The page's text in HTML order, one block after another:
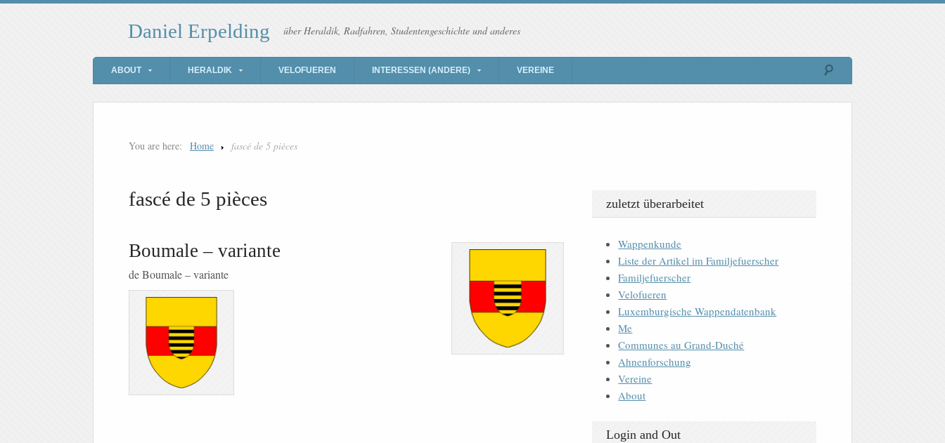
Daniel Erpelding über Heraldik, Radfahren, Studentengeschichte und anderes
ABOUT HERALDIK VELOFUEREN INTERESSEN (ANDERE) VEREINE
You are here: Home fascé de 5 pièces
fascé de 5 pièces
Boumale – variante
de Boumale – variante
zuletzt überarbeitet
Wappenkunde
Liste der Artikel im Familjefuerscher
Familjefuerscher
Velofueren
Luxemburgische Wappendatenbank
Me
Communes au Grand-Duché
Ahnenforschung
Vereine
About
Login and Out